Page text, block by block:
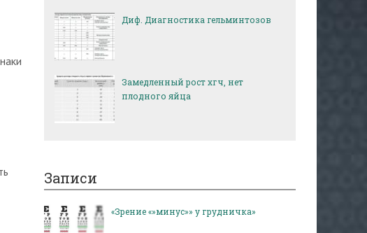
Диф. Диагностика гельминтозов
Замедленный рост хгч, нет
плодного яйца
Записи
«Зрение «»минус»» у грудничка»